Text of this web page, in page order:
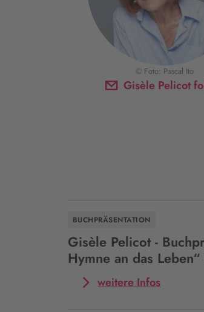
Gisèle Pelicot
© Foto: Pascal Ito
BUCHPRÄSENTATION
Gisèle Pelicot -
Hymne an das
weitere InfosMehr